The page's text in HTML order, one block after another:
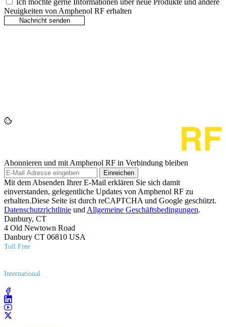
Ich möchte gerne Informationen über neue Produkte und andere
Neuigkeiten von Amphenol RF erhalten
Abonnieren und mit Amphenol RF in Verbindung bleiben
Einreichen
Mit dem Absenden Ihrer E-Mail erklären Sie sich damit
einverstanden, gelegentliche Updates von Amphenol RF zu
erhalten.Diese Seite ist durch reCAPTCHA und Google geschützt.
Datenschutzrichtlinie und Allgemeine Geschäftsbedingungen.
Danbury, CT
4 Old Newtown Road
Danbury CT 06810 USA
Toll Free
International